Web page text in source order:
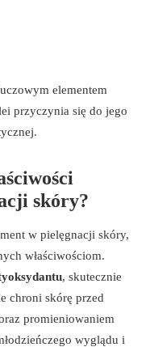
elementem
przyczynia się do jego
skóry?
w pielęgnacji skóry,
właściwościom.
, skutecznie
chroni skórę przed
promieniowaniem
wyglądu i